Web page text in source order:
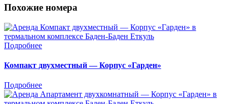
Похожие номера
Подробнее
Компакт двухместный — Корпус «Гарден»
Подробнее